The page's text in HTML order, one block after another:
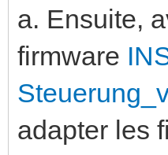
a. Ensuite,
firmware
adapter les